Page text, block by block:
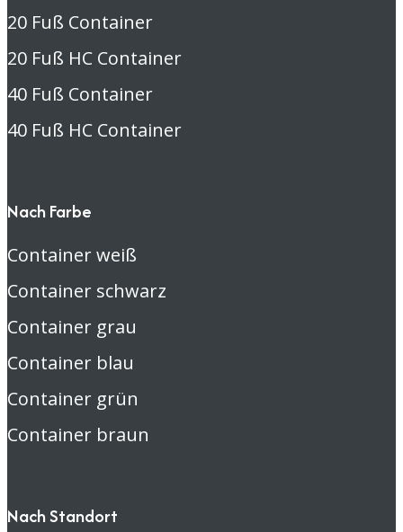
20 Fuß Container
20 Fuß HC Container
40 Fuß Container
40 Fuß HC Container
Nach Farbe
Container weiß
Container schwarz
Container grau
Container blau
Container grün
Container braun
Nach Standort